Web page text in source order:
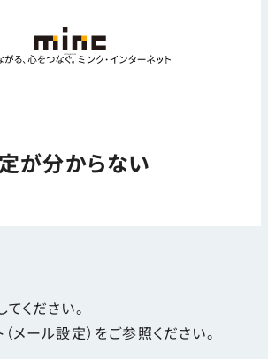
が分からない
ください。
メール設定）をご参照ください。